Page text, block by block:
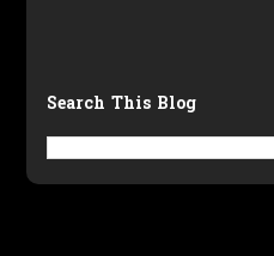
Search This Blog